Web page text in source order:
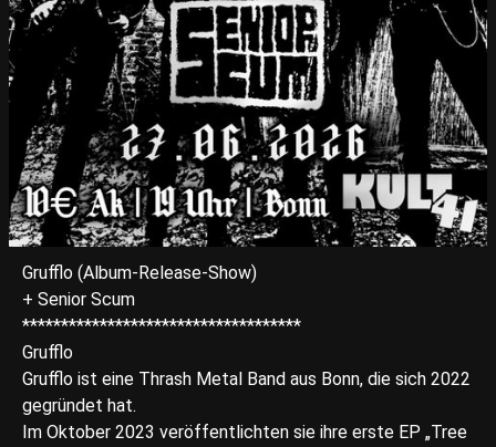
Grufflo (Album-Release-Show)
+ Senior Scum
************************************
Grufflo
Grufflo ist eine Thrash Metal Band aus Bonn, die sich 2022
gegründet hat.
Im Oktober 2023 veröffentlichten sie ihre erste EP „Tree